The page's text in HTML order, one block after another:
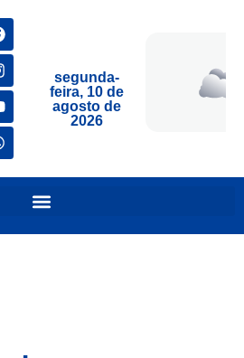
segunda-
feira, 10 de
agosto de
2026